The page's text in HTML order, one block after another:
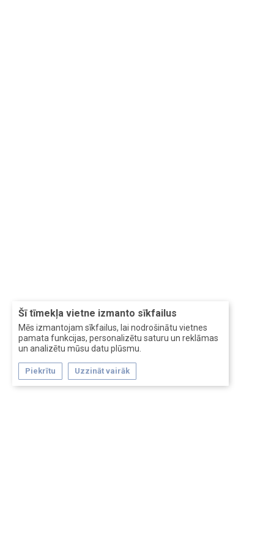
Šī tīmekļa vietne izmanto sīkfailus
Mēs izmantojam sīkfailus, lai nodrošinātu vietnes
pamata funkcijas, personalizētu saturu un reklāmas
un analizētu mūsu datu plūsmu.
Piekrītu Uzzināt vairāk